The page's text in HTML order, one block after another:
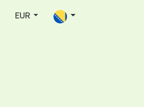
EUR